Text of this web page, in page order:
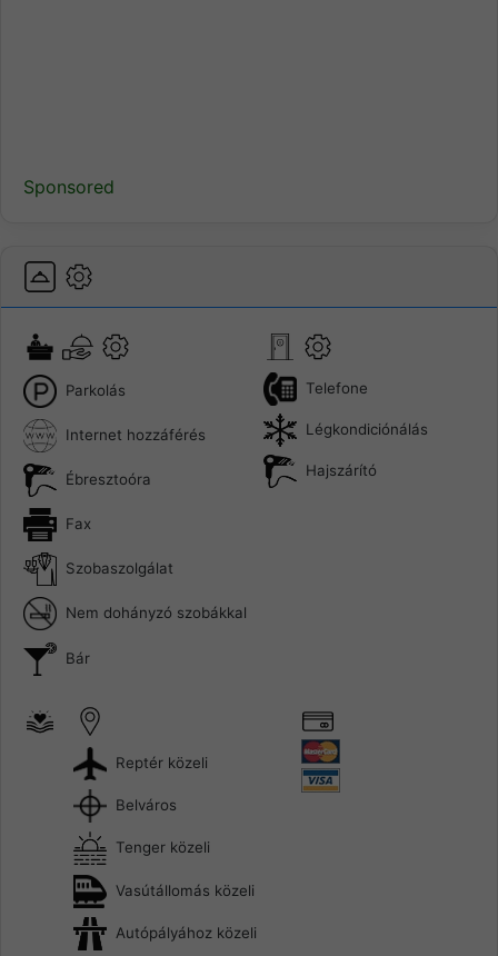
Sponsored
Parkolás
Internet hozzáférés
Ébresztoóra
Fax
Szobaszolgálat
Nem dohányzó szobákkal
Bár
Telefone
Légkondiciónálás
Hajszárító
Reptér közeli
Belváros
Tenger közeli
Vasútállomás közeli
Autópályához közeli